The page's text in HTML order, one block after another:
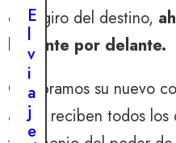
este giro del destino,
brillante por delante.
Celebramos su nuevo
ahora reciben todos los
c
o
t
a
s
a
b
i
n
q
u
e
b
r
E
l
v
i
a
j
e